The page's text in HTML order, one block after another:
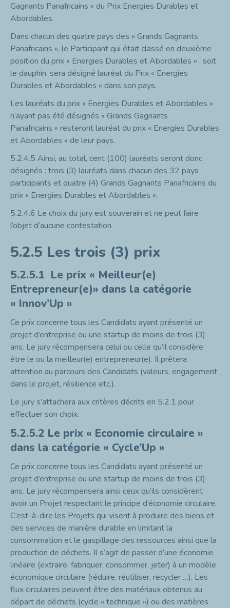
Gagnants Panafricains » du Prix Energies Durables et
Abordables.
Dans chacun des quatre pays des « Grands Gagnants
Panafricains », le Participant qui était classé en deuxième
position du prix « Energies Durables et Abordables » , soit
le dauphin, sera désigné lauréat du Prix « Energies
Durables et Abordables » dans son pays.
Les lauréats du prix « Energies Durables et Abordables »
n’ayant pas été désignés « Grands Gagnants
Panafricains » resteront lauréat du prix « Energies Durables
et Abordables » de leur pays.
5.2.4.5 Ainsi, au total, cent (100) lauréats seront donc
désignés : trois (3) lauréats dans chacun des 32 pays
participants et quatre (4) Grands Gagnants Panafricains du
prix « Energies Durables et Abordables ».
5.2.4.6 Le choix du jury est souverain et ne peut faire
l’objet d’aucune contestation.
5.2.5 Les trois (3) prix
5.2.5.1 Le prix « Meilleur(e)
Entrepreneur(e)» dans la catégorie
« Innov’Up »
Ce prix concerne tous les Candidats ayant présenté un
projet d’entreprise ou une startup de moins de trois (3)
ans. Le jury récompensera celui ou celle qu’il considère
être le ou la meilleur(e) entrepreneur(e). Il prêtera
attention au parcours des Candidats (valeurs, engagement
dans le projet, résilience etc.).
Le jury s’attachera aux critères décrits en 5.2.1 pour
effectuer son choix.
5.2.5.2 Le prix « Economie circulaire »
dans la catégorie « Cycle’Up »
Ce prix concerne tous les Candidats ayant présenté un
projet d’entreprise ou une startup de moins de trois (3)
ans. Le jury récompensera ainsi ceux qu’ils considèrent
avoir un Projet respectant le principe d’économie circulaire.
C’est-à-dire les Projets qui visent à produire des biens et
des services de manière durable en limitant la
consommation et le gaspillage des ressources ainsi que la
production de déchets. Il s’agit de passer d’une économie
linéaire (extraire, fabriquer, consommer, jeter) à un modèle
économique circulaire (réduire, réutiliser, recycler …). Les
flux circulaires peuvent être des matériaux obtenus au
départ de déchets (cycle « technique ») ou des matières